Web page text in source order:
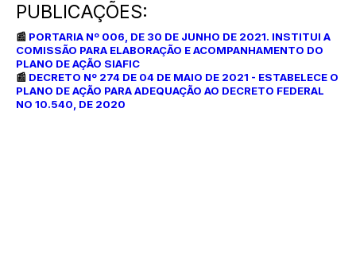
PUBLICAÇÕES:
📰 PORTARIA Nº 006, DE 30 DE JUNHO DE 2021. INSTITUI A
COMISSÃO PARA ELABORAÇÃO E ACOMPANHAMENTO DO
PLANO DE AÇÃO SIAFIC
📰 DECRETO Nº 274 DE 04 DE MAIO DE 2021 - ESTABELECE O
PLANO DE AÇÃO PARA ADEQUAÇÃO AO DECRETO FEDERAL
NO 10.540, DE 2020